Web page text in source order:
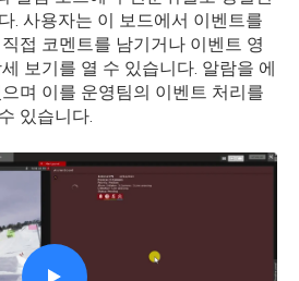
. 사용자는 이 보드에서 이벤트를
접 코멘트를 남기거나 이벤트 영
보기를 열 수 있습니다. 알람을 에
며 이를 운영팀의 이벤트 처리를
있습니다.